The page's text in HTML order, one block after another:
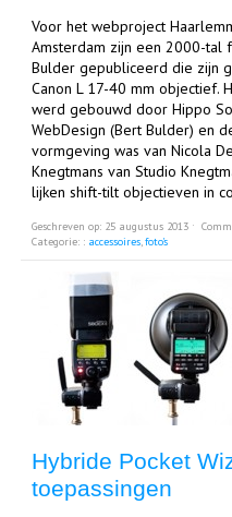
Voor het webproject
Amsterdam zijn een 2000-tal
Bulder gepubliceerd die zijn
Canon L 17-40 mm objectief.
werd gebouwd door Hippo
WebDesign (Bert Bulder) en
vormgeving was van Nicola
Knegtmans van Studio
lijken shift-tilt objectieven in
Geschreven op: 25 augustus 2013 ˑ
Categorie: : accessoires,foto's
Hybride Pocket
toepassingen